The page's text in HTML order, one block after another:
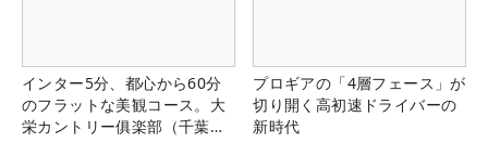
インター5分、都心から60分
のフラットな美観コース。大
栄カントリー俱楽部（千葉
プロギアの「4層フェース」が
切り開く高初速ドライバーの
新時代